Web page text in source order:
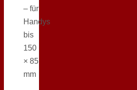
– für
Handys
bis
150
× 85
mm